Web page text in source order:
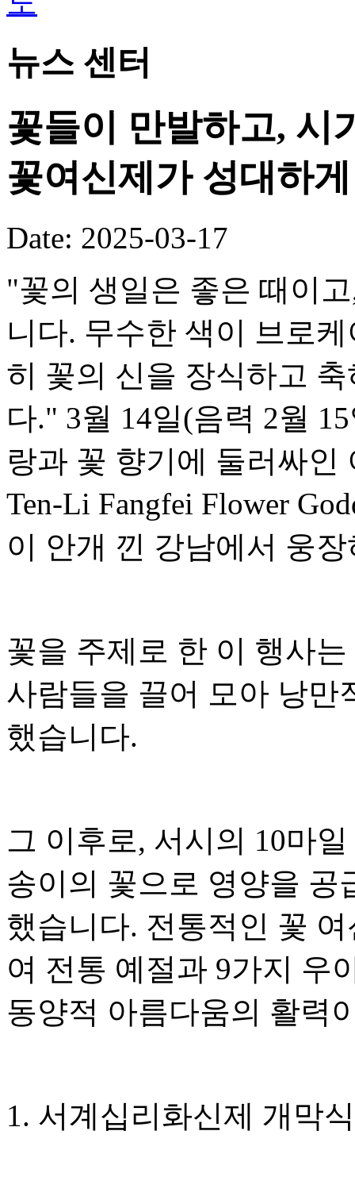
뉴스 센터
꽃들이 만발하고, 시
꽃여신제가 성대하
Date: 2025-03-17
"꽃의 생일은 좋은 때이
니다. 무수한 색이 브로
히 꽃의 신을 장식하고
다." 3월 14일(음력 2월
랑과 꽃 향기에 둘러싸
Ten-Li Fangfei Flower
이 안개 낀 강남에서 웅
꽃을 주제로 한 이 행사
사람들을 끌어 모아 낭만
했습니다.
그 이후로, 서시의 10마
송이의 꽃으로 영양을 공
했습니다. 전통적인 꽃
여 전통 예절과 9가지 우
동양적 아름다움의 활력
1. 서계십리화신제 개막